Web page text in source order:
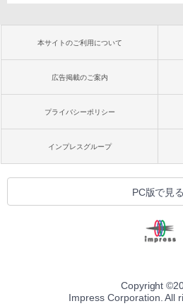
本サイトのご利用について
広告掲載のご案内
プライバシーポリシー
インプレスグループ
PC版で見る
Copyright ©
Impress Corporation. All